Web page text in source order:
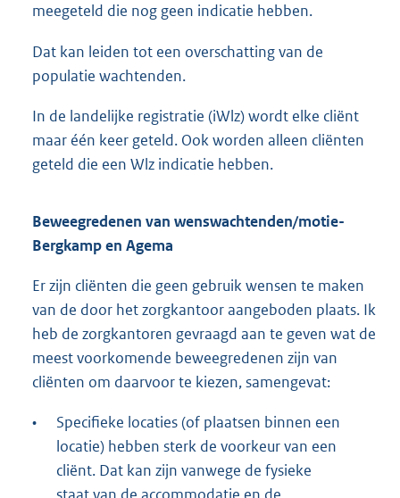
meegeteld die nog geen indicatie hebben.
Dat kan leiden tot een overschatting van de
populatie wachtenden.
In de landelijke registratie (iWlz) wordt elke cliënt
maar één keer geteld. Ook worden alleen cliënten
geteld die een Wlz indicatie hebben.
Beweegredenen van wenswachtenden/motie-
Bergkamp en Agema
Er zijn cliënten die geen gebruik wensen te maken
van de door het zorgkantoor aangeboden plaats. Ik
heb de zorgkantoren gevraagd aan te geven wat de
meest voorkomende beweegredenen zijn van
cliënten om daarvoor te kiezen, samengevat:
•
Specifieke locaties (of plaatsen binnen een
locatie) hebben sterk de voorkeur van een
cliënt. Dat kan zijn vanwege de fysieke